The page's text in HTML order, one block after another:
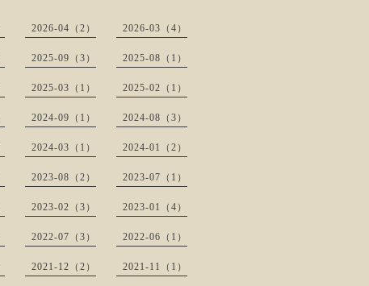
2026-04（2） 2026-03（4）
2025-09（3） 2025-08（1）
2025-03（1） 2025-02（1）
2024-09（1） 2024-08（3）
2024-03（1） 2024-01（2）
2023-08（2） 2023-07（1）
2023-02（3） 2023-01（4）
2022-07（3） 2022-06（1）
2021-12（2） 2021-11（1）